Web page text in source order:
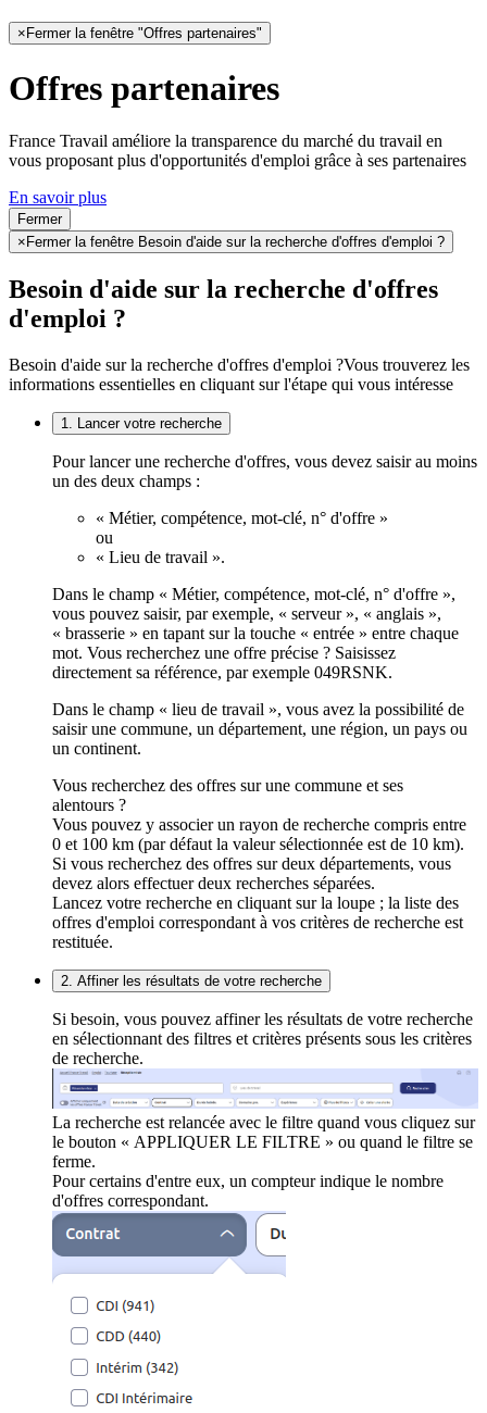
× Fermer la fenêtre "Offres partenaires"
Offres partenaires
France Travail améliore la transparence du marché du travail en
vous proposant plus d'opportunités d'emploi grâce à ses partenaires
En savoir plus
Fermer
× Fermer la fenêtre Besoin d'aide sur la recherche d'offres d'emploi ?
Besoin d'aide sur la recherche d'offres
d'emploi ?
Besoin d'aide sur la recherche d'offres d'emploi ?Vous trouverez les
informations essentielles en cliquant sur l'étape qui vous intéresse
1. Lancer votre recherche
Pour lancer une recherche d'offres, vous devez saisir au moins
un des deux champs :
« Métier, compétence, mot-clé, n° d'offre »
ou
« Lieu de travail ».
Dans le champ « Métier, compétence, mot-clé, n° d'offre »,
vous pouvez saisir, par exemple, « serveur », « anglais »,
« brasserie » en tapant sur la touche « entrée » entre chaque
mot. Vous recherchez une offre précise ? Saisissez
directement sa référence, par exemple 049RSNK.
Dans le champ « lieu de travail », vous avez la possibilité de
saisir une commune, un département, une région, un pays ou
un continent.
Vous recherchez des offres sur une commune et ses
alentours ?
Vous pouvez y associer un rayon de recherche compris entre
0 et 100 km (par défaut la valeur sélectionnée est de 10 km).
Si vous recherchez des offres sur deux départements, vous
devez alors effectuer deux recherches séparées.
Lancez votre recherche en cliquant sur la loupe ; la liste des
offres d'emploi correspondant à vos critères de recherche est
restituée.
2. Affiner les résultats de votre recherche
Si besoin, vous pouvez affiner les résultats de votre recherche
en sélectionnant des filtres et critères présents sous les critères
de recherche.
La recherche est relancée avec le filtre quand vous cliquez sur
le bouton « APPLIQUER LE FILTRE » ou quand le filtre se
ferme.
Pour certains d'entre eux, un compteur indique le nombre
d'offres correspondant.